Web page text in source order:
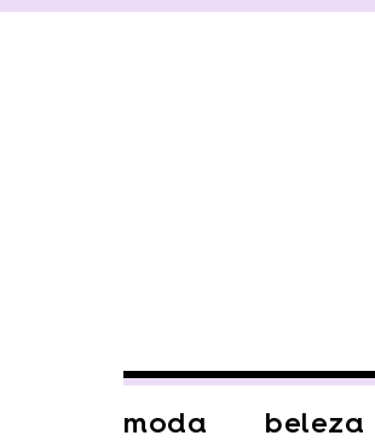
moda beleza